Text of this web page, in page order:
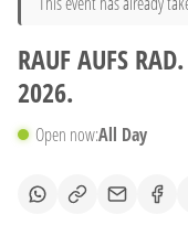
RAUF AUFS
2026.
Open now:All Day